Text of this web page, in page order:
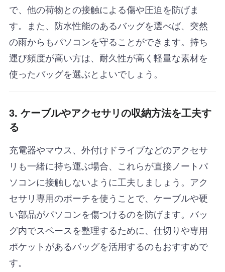
で、他の荷物との接触による傷や圧迫を防げま
す。また、防水性能のあるバッグを選べば、突然
の雨からもパソコンを守ることができます。持ち
運び頻度が高い方は、耐久性が高く軽量な素材を
使ったバッグを選ぶとよいでしょう。
3. ケーブルやアクセサリの収納方法を工夫す
る
充電器やマウス、外付けドライブなどのアクセサ
リも一緒に持ち運ぶ場合、これらが直接ノートパ
ソコンに接触しないように工夫しましょう。アク
セサリ専用のポーチを使うことで、ケーブルや硬
い部品がパソコンを傷つけるのを防げます。バッ
グ内でスペースを整理するために、仕切りや専用
ポケットがあるバッグを活用するのもおすすめで
す。